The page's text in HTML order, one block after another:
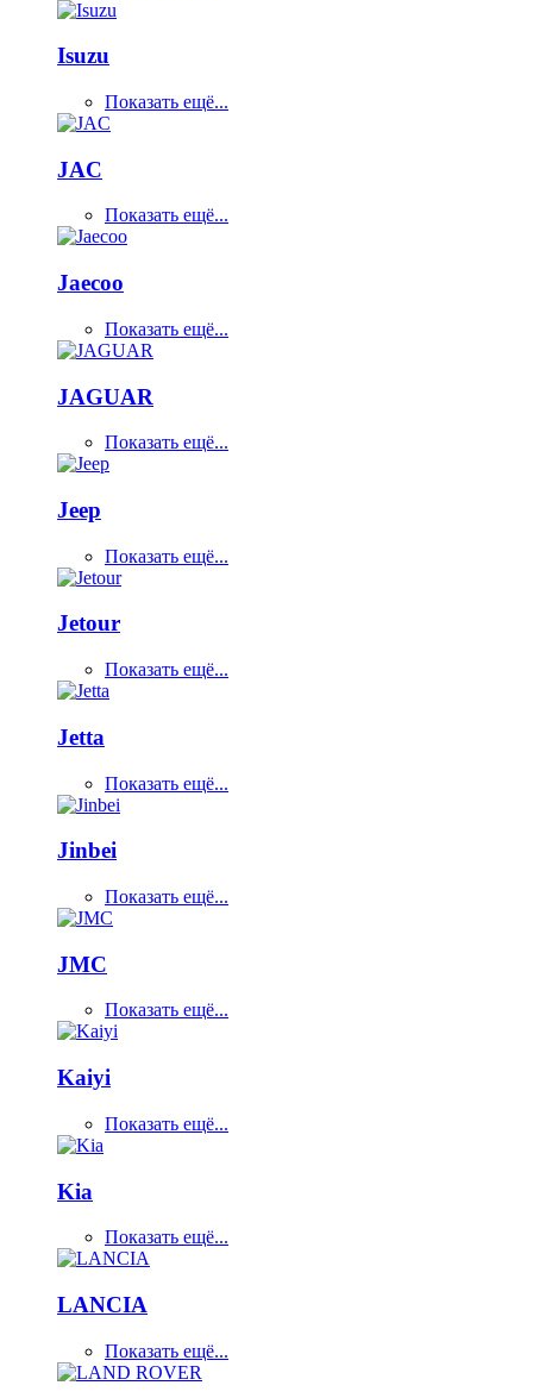
Isuzu
Показать ещё...
JAC
Показать ещё...
Jaecoo
Показать ещё...
JAGUAR
Показать ещё...
Jeep
Показать ещё...
Jetour
Показать ещё...
Jetta
Показать ещё...
Jinbei
Показать ещё...
JMC
Показать ещё...
Kaiyi
Показать ещё...
Kia
Показать ещё...
LANCIA
Показать ещё...